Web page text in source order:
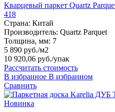
Кварцевый паркет Quartz
418
Страна: Китай
Производитель: Quartz Parquet
Толщина, мм: 7
5 890 руб./м2
10 920,06 руб./упак
Рассчитать стоимость
В избранное В избранном
Сравнить
Новинка